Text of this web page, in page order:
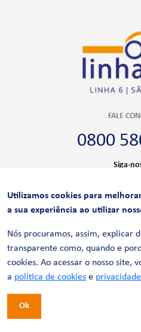
FALE
0800
Siga-
CERTIFICAÇÕES
Utilizamos cookies para
a sua experiência ao utilizar
Nós procuramos, assim, explicar
transparente como, quando e
cookies. Ao acessar o nosso site,
a política de cookies e privacidade
Ok